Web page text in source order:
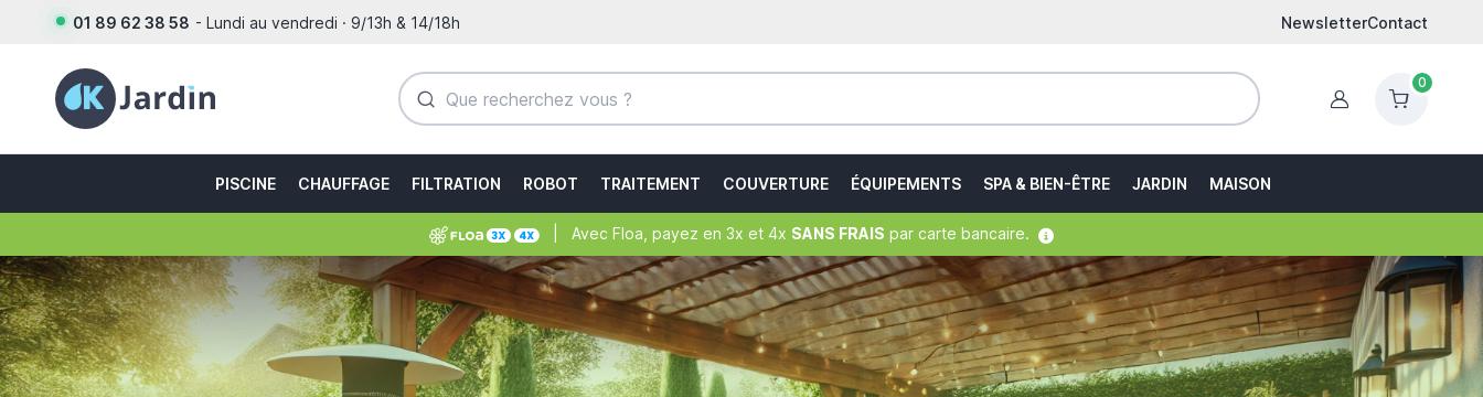
01 89 62 38 58 - Lundi au vendredi · 9/13h & 14/18h NewsletterContact
Identification
0
PISCINE CHAUFFAGE FILTRATION ROBOT TRAITEMENT COUVERTURE ÉQUIPEMENTS SPA & BIEN-ÊTRE JARDIN MAISON
| Avec Floa, payez en 3x et 4x SANS FRAIS par carte bancaire.